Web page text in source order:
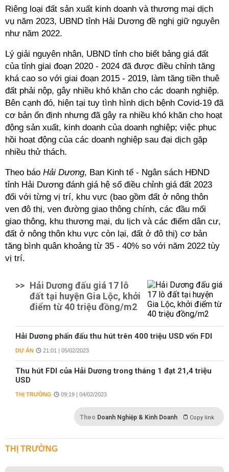
Riêng loại đất sản xuất kinh doanh và thương mại dịch
vụ năm 2023, UBND tỉnh Hải Dương đề nghị giữ nguyên
như năm 2022.
Lý giải nguyên nhân, UBND tỉnh cho biết bảng giá đất
của tỉnh giai đoạn 2020 - 2024 đã được điều chỉnh tăng
khá cao so với giai đoạn 2015 - 2019, làm tăng tiền thuê
đất phải nộp, gây nhiều khó khăn cho các doanh nghiệp.
Bên cạnh đó, hiện tại tuy tình hình dịch bệnh Covid-19 đã
cơ bản ổn định nhưng đã gây ra nhiều khó khăn cho hoạt
động sản xuất, kinh doanh của doanh nghiệp; việc phục
hồi hoạt động của các doanh nghiệp sau đại dịch gặp
nhiều thử thách.
Theo báo Hải Dương, Ban Kinh tế - Ngân sách HĐND
tỉnh Hải Dương đánh giá hệ số điều chỉnh giá đất 2023
đối với từng vị trí, khu vực (bao gồm đất ở nông thôn
ven đô thị, ven đường giao thông chính, các đầu mối
giao thông, khu thương mại, du lịch và các điểm dân cư,
đất ở nông thôn khu vực còn lại, đất ở đô thị) cơ bản
tăng bình quân khoảng từ 35 - 40% so với năm 2022 tùy
vị trí.
>> Hải Dương đấu giá 17 lô
đất tại huyện Gia Lộc, khởi
điểm từ 40 triệu đồng/m2
Hải Dương phấn đấu thu hút trên 400 triệu USD vốn FDI
DỰ ÁN 21:01 | 05/02/2023
Thu hút FDI của Hải Dương trong tháng 1 đạt 21,4 triệu
USD
THỊ TRƯỜNG 09:19 | 04/02/2023
Theo Doanh Nghiệp & Kinh Doanh Copy link
THỊ TRƯỜNG